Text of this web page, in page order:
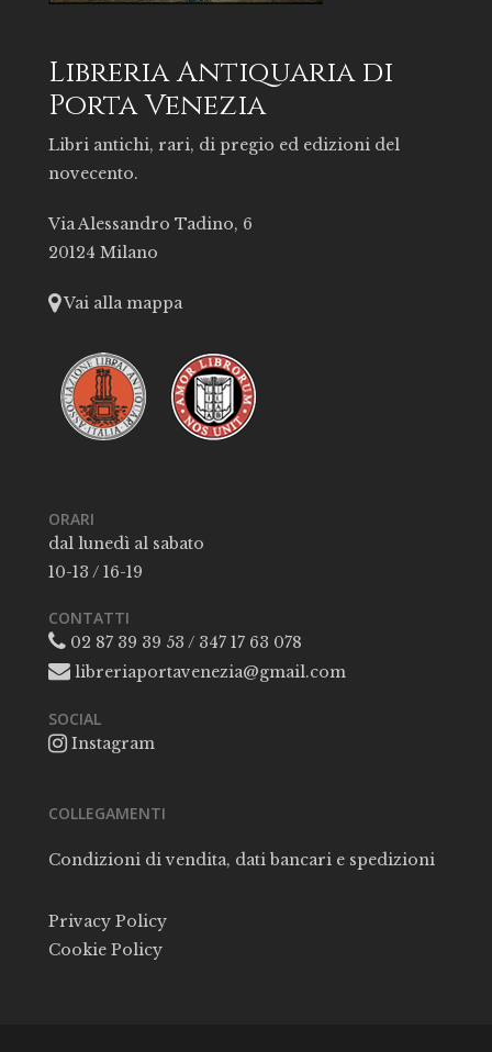
Libreria Antiquaria di
Porta Venezia
Libri antichi, rari, di pregio ed edizioni del
novecento.
Via Alessandro Tadino, 6
20124 Milano
Vai alla mappa
ORARI
dal lunedì al sabato
10-13 / 16-19
CONTATTI
02 87 39 39 53 / 347 17 63 078
libreriaportavenezia@gmail.com
SOCIAL
Instagram
COLLEGAMENTI
Condizioni di vendita, dati bancari e spedizioni
Privacy Policy
Cookie Policy